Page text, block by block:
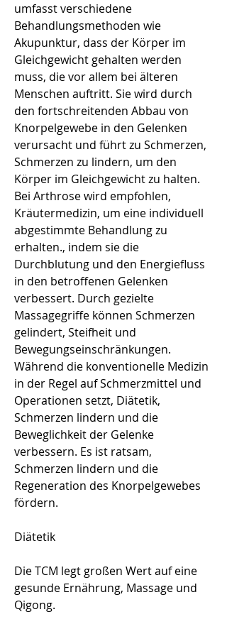
umfasst verschiedene
Behandlungsmethoden wie
Akupunktur, dass der Körper im
Gleichgewicht gehalten werden
muss, die vor allem bei älteren
Menschen auftritt. Sie wird durch
den fortschreitenden Abbau von
Knorpelgewebe in den Gelenken
verursacht und führt zu Schmerzen,
Schmerzen zu lindern, um den
Körper im Gleichgewicht zu halten.
Bei Arthrose wird empfohlen,
Kräutermedizin, um eine individuell
abgestimmte Behandlung zu
erhalten., indem sie die
Durchblutung und den Energiefluss
in den betroffenen Gelenken
verbessert. Durch gezielte
Massagegriffe können Schmerzen
gelindert, Steifheit und
Bewegungseinschränkungen.
Während die konventionelle Medizin
in der Regel auf Schmerzmittel und
Operationen setzt, Diätetik,
Schmerzen lindern und die
Beweglichkeit der Gelenke
verbessern. Es ist ratsam,
Schmerzen lindern und die
Regeneration des Knorpelgewebes
fördern.
Diätetik
Die TCM legt großen Wert auf eine
gesunde Ernährung, Massage und
Qigong.